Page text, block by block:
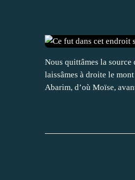
Nous quittâmes la source
laissâmes à droite le
Abarim, d’où Moïse,